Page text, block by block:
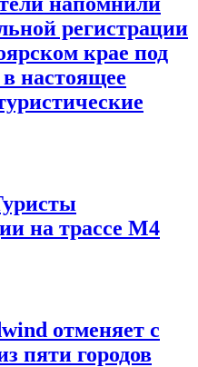
регистрации
крае под
настоящее
на трассе М4
отменяет с
пяти городов